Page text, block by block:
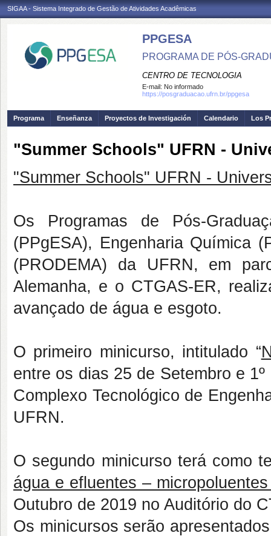
SIGAA - Sistema Integrado de Gestão de Atividades Acadêmicas
PPGESA
PROGRAMA DE PÓS-
CENTRO DE TECNOLOGIA
E-mail: No informado
https://posgraduacao.ufrn.br/ppgesa
Programa Enseñanza Proyectos de Investigación Calendario Los
"Summer Schools" UFRN -
"Summer Schools" UFRN -
Os Programas de Pós-
(PPgESA), Engenharia Química
(PRODEMA) da UFRN, em
Alemanha, e o CTGAS-ER,
avançado de água e esgoto.
O primeiro minicurso, intitulado “
entre os dias 25 de Setembro e
Complexo Tecnológico de
UFRN.
O segundo minicurso terá como
água e efluentes –
Outubro de 2019 no Auditório do
Os minicursos serão